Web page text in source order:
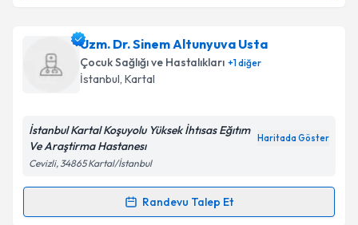
Uzm. Dr. Semi Öztürkiçin randevu takvimi talebi
oluşturun. Size bu uzmandan randevu almanız için bir
takvim hazırlandığında e-posta ile bilgilendireceğiz.
Kişisel verilerimin işlenmesine ilişkinAydınlatma
'ni okudum ve kişisel verilerimin belirtilen
kapsamda işlenmesini kabul ediyorum.
Uzm. Dr. Sinem Altunyuva Usta
Çocuk Sağlığı ve Hastalıkları +1diğer
İstanbul, Kartal
İstanbul Kartal Koşuyolu Yüksek İhtısas Eğıtım
Ve Araştirma Hastanesı
Haritada Göster
Cevizli, 34865 Kartal/İstanbul
Randevu Talep Et
Randevu Takvimi Talebi